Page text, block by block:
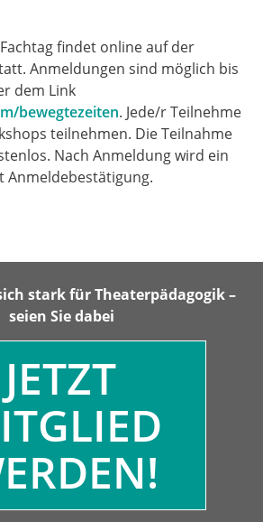
findet online auf der
Anmeldungen sind möglich bis
dem Link
bewegtezeiten. Jede/r Teilnehme
teilnehmen. Die Teilnahme
Nach Anmeldung wird ein
Anmeldebestätigung.
stark für Theaterpädagogik –
seien Sie dabei
JETZT